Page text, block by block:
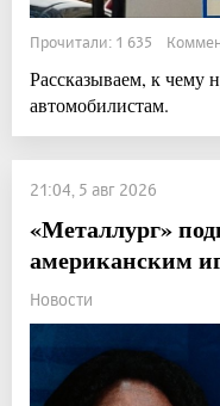
Прочитали: 1 635
Рассказываем, к чему
автомобилистам.
21:04, 5 авг 2026
«Металлург»
американским
Новости